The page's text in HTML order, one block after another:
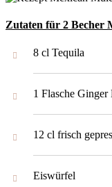
Zutaten für 2 Becher
8 cl Tequila
1 Flasche
12 cl frisch
Eiswürfel